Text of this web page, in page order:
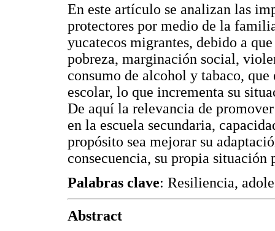
En este artículo se analizan las
protectores por medio de la
yucatecos migrantes, debido a
pobreza, marginación social,
consumo de alcohol y tabaco, que
escolar, lo que incrementa su
De aquí la relevancia de
en la escuela secundaria,
propósito sea mejorar su
consecuencia, su propia
Palabras clave: Resiliencia,
Abstract